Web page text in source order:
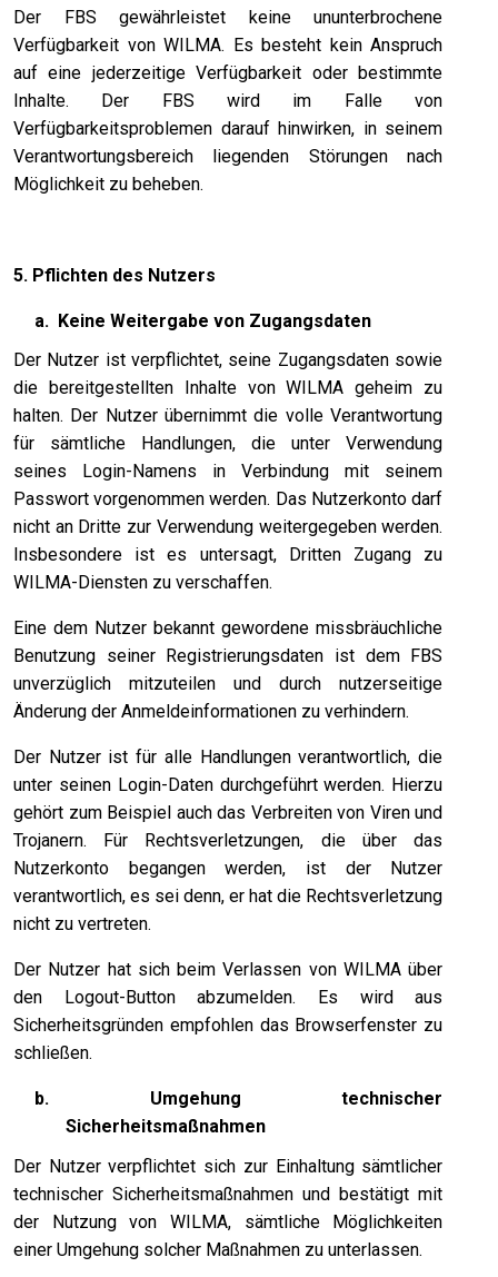
Der FBS gewährleistet keine ununterbrochene
Verfügbarkeit von WILMA. Es besteht kein Anspruch
auf eine jederzeitige Verfügbarkeit oder bestimmte
Inhalte. Der FBS wird im Falle von
Verfügbarkeitsproblemen darauf hinwirken, in seinem
Verantwortungsbereich liegenden Störungen nach
Möglichkeit zu beheben.
5. Pflichten des Nutzers
a. Keine Weitergabe von Zugangsdaten
Der Nutzer ist verpflichtet, seine Zugangsdaten sowie
die bereitgestellten Inhalte von WILMA geheim zu
halten. Der Nutzer übernimmt die volle Verantwortung
für sämtliche Handlungen, die unter Verwendung
seines Login-Namens in Verbindung mit seinem
Passwort vorgenommen werden. Das Nutzerkonto darf
nicht an Dritte zur Verwendung weitergegeben werden.
Insbesondere ist es untersagt, Dritten Zugang zu
WILMA-Diensten zu verschaffen.
Eine dem Nutzer bekannt gewordene missbräuchliche
Benutzung seiner Registrierungsdaten ist dem FBS
unverzüglich mitzuteilen und durch nutzerseitige
Änderung der Anmeldeinformationen zu verhindern.
Der Nutzer ist für alle Handlungen verantwortlich, die
unter seinen Login-Daten durchgeführt werden. Hierzu
gehört zum Beispiel auch das Verbreiten von Viren und
Trojanern. Für Rechtsverletzungen, die über das
Nutzerkonto begangen werden, ist der Nutzer
verantwortlich, es sei denn, er hat die Rechtsverletzung
nicht zu vertreten.
Der Nutzer hat sich beim Verlassen von WILMA über
den Logout-Button abzumelden. Es wird aus
Sicherheitsgründen empfohlen das Browserfenster zu
schließen.
b. Umgehung technischer
Sicherheitsmaßnahmen
Der Nutzer verpflichtet sich zur Einhaltung sämtlicher
technischer Sicherheitsmaßnahmen und bestätigt mit
der Nutzung von WILMA, sämtliche Möglichkeiten
einer Umgehung solcher Maßnahmen zu unterlassen.